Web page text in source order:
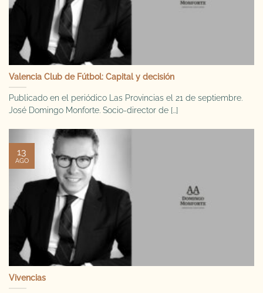
Valencia Club de Fútbol: Capital y decisión
Publicado en el periódico Las Provincias el 21 de septiembre.
José Domingo Monforte. Socio-director de [...]
Vivencias
13
AGO